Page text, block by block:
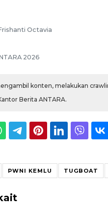
Octavia
2026
konten, melakukan
Berita ANTARA.
PWNI KEMLU TUGBOAT